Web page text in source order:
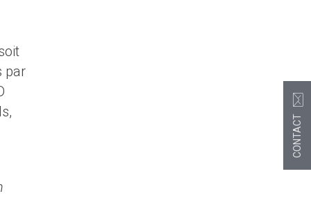
par
CONTACT